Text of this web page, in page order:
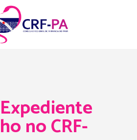
Expediente
no CRF-